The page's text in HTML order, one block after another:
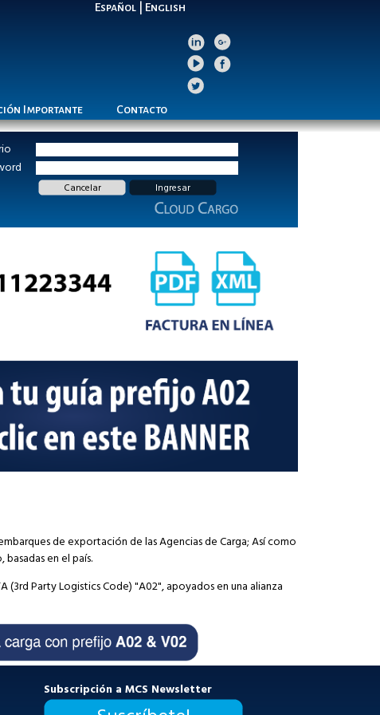
Español| English
Importante Contacto
de exportación de las Agencias de Carga; Así como
en el país.
Party Logistics Code) "A02", apoyados en una alianza
Subscripción a MCS Newsletter